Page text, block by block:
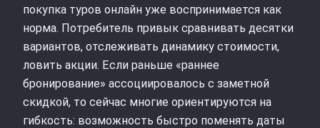
покупка туров онлайн уже воспринимается как
норма. Потребитель привык сравнивать десятки
вариантов, отслеживать динамику стоимости,
ловить акции. Если раньше «раннее
бронирование» ассоциировалось с заметной
скидкой, то сейчас многие ориентируются на
гибкость: возможность быстро поменять даты